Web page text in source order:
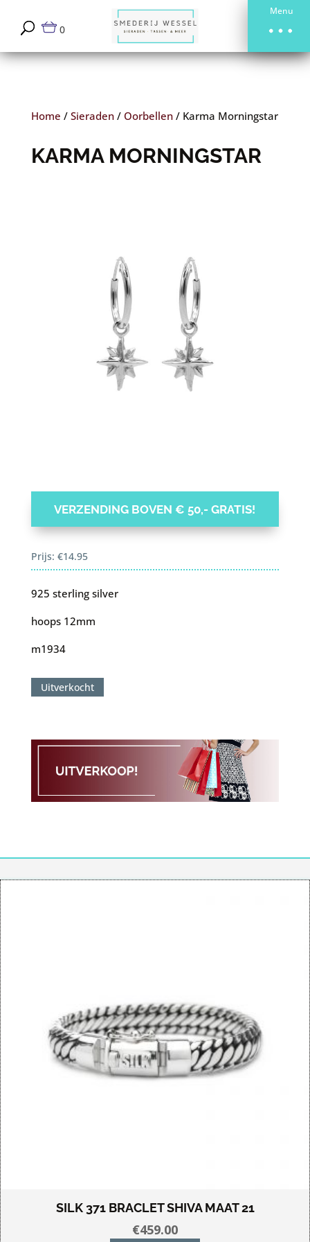
Menu
0
Home / Sieraden/ Oorbellen/ Karma Morningstar
KARMA MORNINGSTAR
VERZENDING BOVEN € 50,- GRATIS!
Prijs: €14.95
925 sterling silver
hoops 12mm
m1934
Uitverkocht
SILK 371 BRACLET SHIVA MAAT 21
€459.00